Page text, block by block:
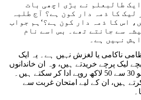
طالبعلم نے بڑی اچھی بات
لیک کا ذمہ دار کون ہے؟ آج طلبہ
اس کا ذمہ دار کون ہے؟‘ہم جواب
سے جانتے تھے۔ بس اسے نام
نہیں ہے۔
ناکامی یا لغزش نہیں ہے۔ یہ ایک
لیک پرچے خریدتے ہیں، وہ ان خاندانوں
سے تعلق رکھتے ہیں جو 30 سے 50 لاکھ روپے ادا کر سکتے ہیں۔
ہیں، ان کے لیے امتحان غربت سے